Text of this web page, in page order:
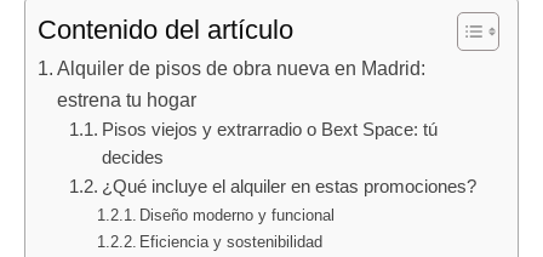
Contenido del artículo
Alquiler de pisos de obra nueva en Madrid:
estrena tu hogar
Pisos viejos y extrarradio o Bext Space: tú
decides
¿Qué incluye el alquiler en estas promociones?
Diseño moderno y funcional
Eficiencia y sostenibilidad